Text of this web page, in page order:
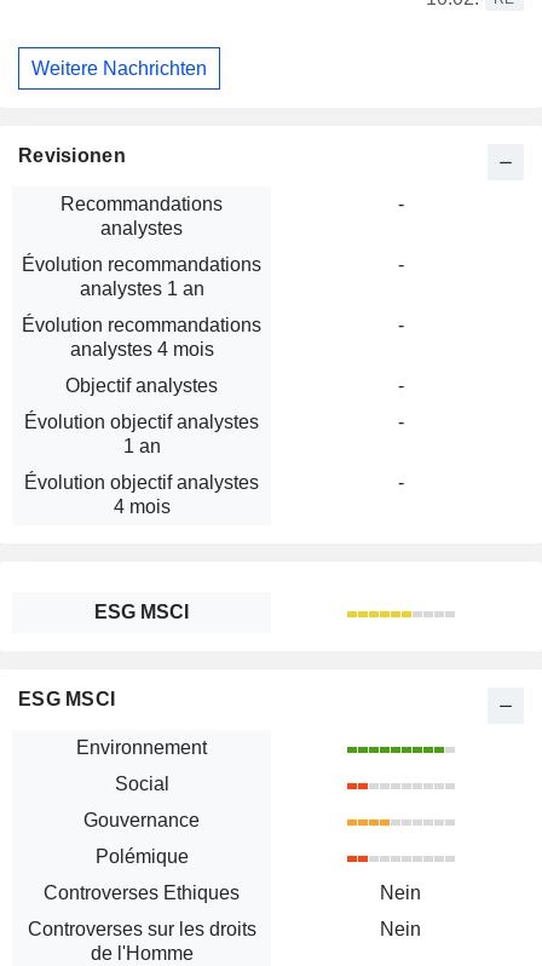
Weitere Nachrichten
Revisionen
Recommandations
analystes
-
Évolution recommandations
analystes 1 an
-
Évolution recommandations
analystes 4 mois
-
Objectif analystes
-
Évolution objectif analystes
1 an
-
Évolution objectif analystes
4 mois
-
ESG MSCI
ESG MSCI
Environnement
Social
Gouvernance
Polémique
Controverses Ethiques
Nein
Controverses sur les droits
de l'Homme
Nein